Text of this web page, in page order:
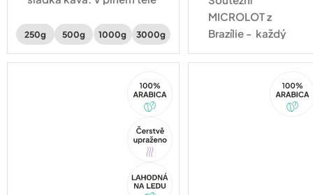
čokolády, voňavý
švestky.
250g 500g 1000g 3000g
MICROLOT z
Brazílie - každý
šálek zárukou
výjimečnosti.
Arabica
Tip
Arabica